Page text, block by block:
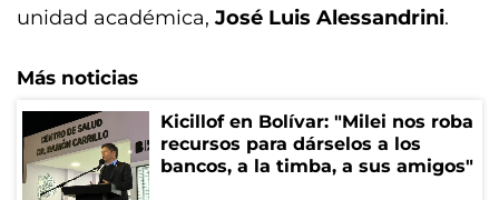
unidad académica, José Luis Alessandrini.
Más noticias
Kicillof en Bolívar: "Milei nos roba
recursos para dárselos a los
bancos, a la timba, a sus amigos"